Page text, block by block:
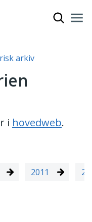
arkiv
i hovedweb.
2011